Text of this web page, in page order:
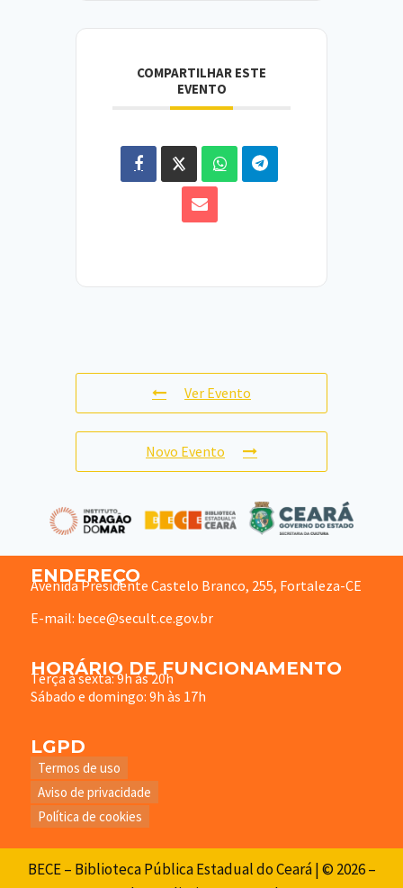
COMPARTILHAR ESTE
EVENTO
Ver Evento
Novo Evento
ENDEREÇO
Avenida Presidente Castelo Branco, 255, Fortaleza-CE
E-mail: bece@secult.ce.gov.br
HORÁRIO DE FUNCIONAMENTO
Terça à sexta: 9h às 20h
Sábado e domingo: 9h às 17h
LGPD
Termos de uso
Aviso de privacidade
Política de cookies
BECE – Biblioteca Pública Estadual do Ceará | © 2026 –